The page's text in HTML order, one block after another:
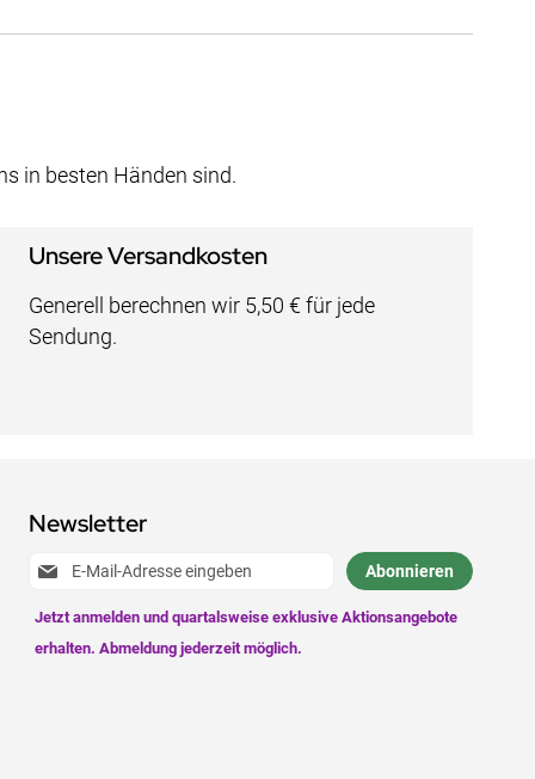
in besten Händen sind.
Unsere Versandkosten
Generell berechnen wir 5,50 € für jede
Sendung.
Newsletter
Anmeldung
Newsletter:
Abonnieren